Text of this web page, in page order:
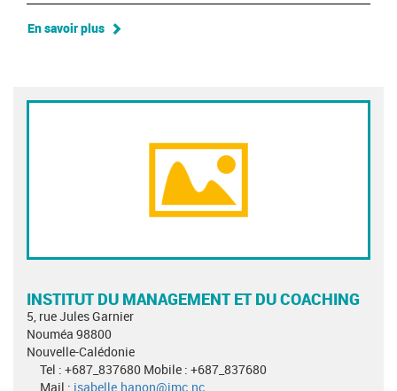
En savoir plus
INSTITUT DU MANAGEMENT ET DU COACHING
5, rue Jules Garnier
Nouméa 98800
Nouvelle-Calédonie
Tel : +687_837680 Mobile : +687_837680
Mail : isabelle.hanon@imc.nc